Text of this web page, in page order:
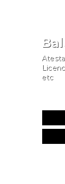
etc